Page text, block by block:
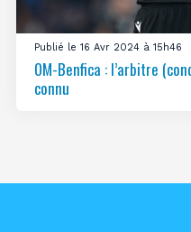
Publié le 16 Avr 2024 à 15h46
OM-Benfica : l’arbitre
connu